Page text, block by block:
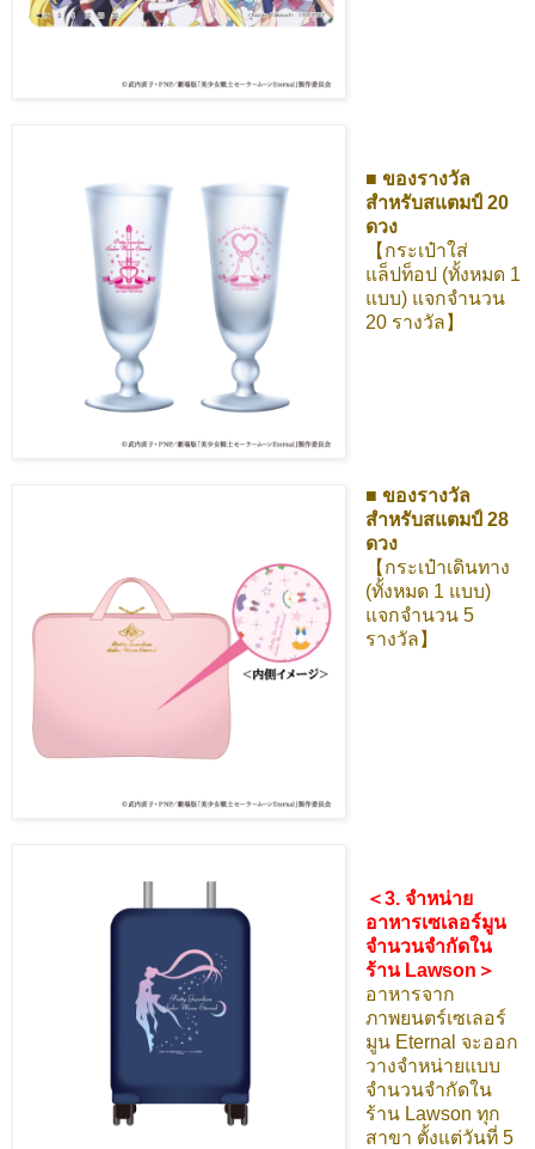
■ ของรางวัล
สำหรับสแตมป์ 20
ดวง
【กระเป๋าใส่
แล็ปท็อป (ทั้งหมด 1
แบบ) แจกจำนวน
20 รางวัล】
■ ของรางวัล
สำหรับสแตมป์ 28
ดวง
【กระเป๋าเดินทาง
(ทั้งหมด 1 แบบ)
แจกจำนวน 5
รางวัล】
＜3. จำหน่าย
อาหารเซเลอร์มูน
จำนวนจำกัดใน
ร้าน Lawson＞
อาหารจาก
ภาพยนตร์เซเลอร์
มูน Eternal จะออก
วางจำหน่ายแบบ
จำนวนจำกัดใน
ร้าน Lawson ทุก
สาขา ตั้งแต่วันที่ 5